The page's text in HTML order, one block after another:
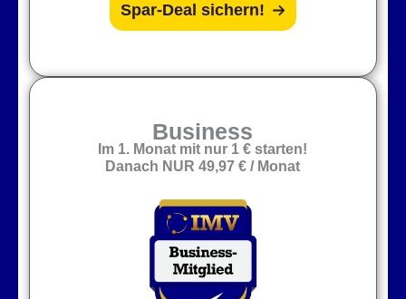
Spar-Deal sichern!
Business
Im 1. Monat mit nur 1 € starten!
Danach NUR 49,97 € / Monat